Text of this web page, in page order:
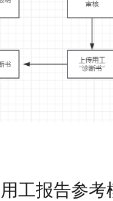
用工报告参考